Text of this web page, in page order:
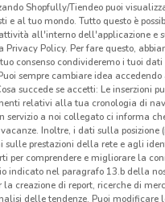
Hervit
Scade il 22/09 9.9 km
Shopfully/Tiendeo puoi
al tuo mondo. Tutto questo è
all'interno dell'applicazione e
Policy. Per fare questo,
consenso condivideremo i tuoi dati
sempre cambiare idea accedendo
succede se accetti: Le inserzioni
relativi alla tua cronologia di
servizio a noi collegato ci informa
Inoltre, i dati sulla posizione
sulle prestazioni della rete e agli
per comprendere e migliorare la
indicato nel paragrafo 13.b della
creazione di report, ricerche di
delle tendenze. Puoi modificare